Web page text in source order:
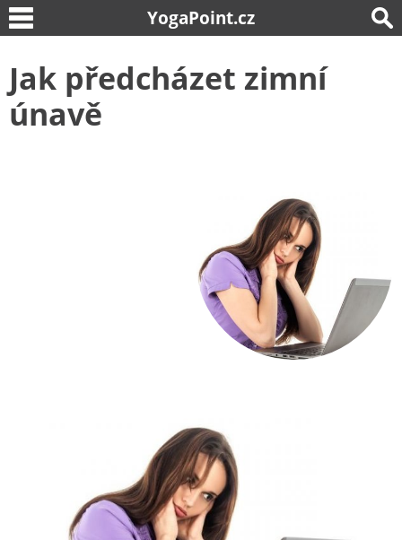
YogaPoint.cz
Jak předcházet zimní
únavě